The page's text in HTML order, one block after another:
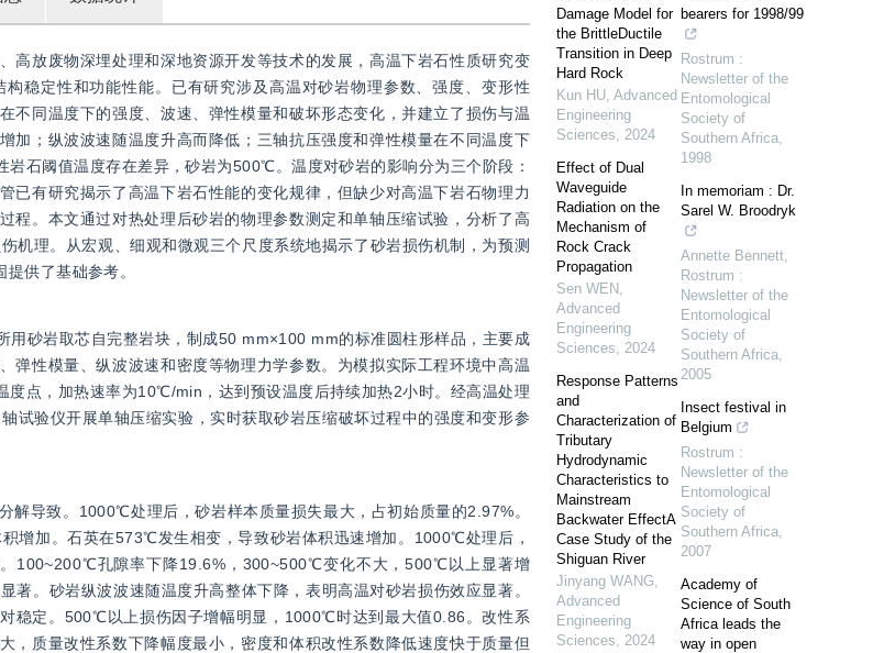
高放废物深埋处理和深地资源开发等技术的发展，高温下岩石性质研究变
稳定性和功能性能。已有研究涉及高温对砂岩物理参数、强度、变形性
不同温度下的强度、波速、弹性模量和破坏形态变化，并建立了损伤与温
加；纵波波速随温度升高而降低；三轴抗压强度和弹性模量在不同温度下
石阈值温度存在差异，砂岩为500℃。温度对砂岩的影响分为三个阶段：
有研究揭示了高温下岩石性能的变化规律，但缺少对高温下岩石物理力
。本文通过对热处理后砂岩的物理参数测定和单轴压缩试验，分析了高
机理。从宏观、细观和微观三个尺度系统地揭示了砂岩损伤机制，为预测
供了基础参考。
砂岩取芯自完整岩块，制成50 mm×100 mm的标准圆柱形样品，主要成
性模量、纵波波速和密度等物理力学参数。为模拟实际工程环境中高温
点，加热速率为10℃/min，达到预设温度后持续加热2小时。经高温处理
试验仪开展单轴压缩实验，实时获取砂岩压缩破坏过程中的强度和变形参
导致。1000℃处理后，砂岩样本质量损失最大，占初始质量的2.97%。
增加。石英在573℃发生相变，导致砂岩体积迅速增加。1000℃处理后，
100~200℃孔隙率下降19.6%，300~500℃变化不大，500℃以上显著增
。砂岩纵波波速随温度升高整体下降，表明高温对砂岩损伤效应显著。
稳定。500℃以上损伤因子增幅明显，1000℃时达到最大值0.86。改性系
质量改性系数下降幅度最小，密度和体积改性系数降低速度快于质量但
Damage Model for
the BrittleDuctile
Transition in Deep
Hard Rock
Kun HU, Advanced
Engineering
Sciences, 2024
Effect of Dual
Waveguide
Radiation on the
Mechanism of
Rock Crack
Propagation
Sen WEN ,
Advanced
Engineering
Sciences, 2024
Response Patterns
and
Characterization of
Tributary
Hydrodynamic
Characteristics to
Mainstream
Backwater EffectA
Case Study of the
Shiguan River
Jinyang WANG,
Advanced
Engineering
Sciences, 2024
bearers for 1998/99
Rostrum :
Newsletter of the
Entomological
Society of
Southern Africa,
1998
In memoriam : Dr.
Sarel W. Broodryk
Annette Bennett,
Rostrum :
Newsletter of the
Entomological
Society of
Southern Africa,
2005
Insect festival in
Belgium
Rostrum :
Newsletter of the
Entomological
Society of
Southern Africa,
2007
Academy of
Science of South
Africa leads the
way in open